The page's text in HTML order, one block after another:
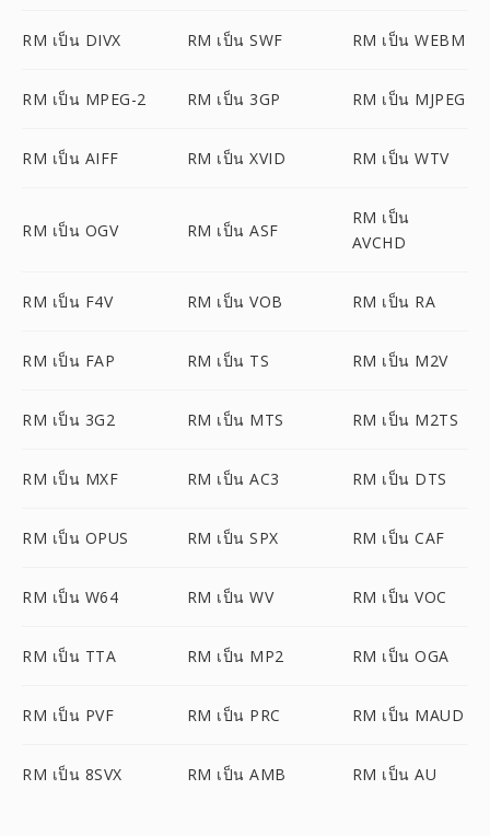
RM เป็น DIVX RM เป็น SWF RM เป็น WEBM
RM เป็น MPEG-2 RM เป็น 3GP RM เป็น MJPEG
RM เป็น AIFF RM เป็น XVID RM เป็น WTV
RM เป็น OGV RM เป็น ASF
RM เป็น
AVCHD
RM เป็น F4V RM เป็น VOB RM เป็น RA
RM เป็น FAP RM เป็น TS RM เป็น M2V
RM เป็น 3G2 RM เป็น MTS RM เป็น M2TS
RM เป็น MXF RM เป็น AC3 RM เป็น DTS
RM เป็น OPUS RM เป็น SPX RM เป็น CAF
RM เป็น W64 RM เป็น WV RM เป็น VOC
RM เป็น TTA RM เป็น MP2 RM เป็น OGA
RM เป็น PVF RM เป็น PRC RM เป็น MAUD
RM เป็น 8SVX RM เป็น AMB RM เป็น AU